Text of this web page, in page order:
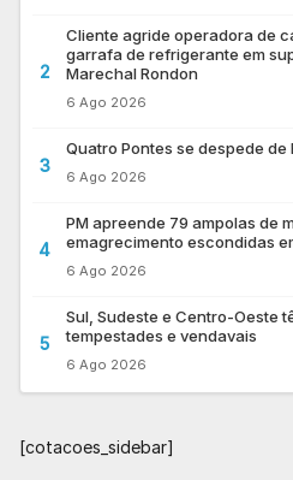
2
Cliente agride operadora de
garrafa de refrigerante em
Marechal Rondon
6 Ago 2026
3
Quatro Pontes se despede de
6 Ago 2026
4
PM apreende 79 ampolas de
emagrecimento escondidas
6 Ago 2026
5
Sul, Sudeste e Centro-Oeste
tempestades e vendavais
6 Ago 2026
[cotacoes_sidebar]